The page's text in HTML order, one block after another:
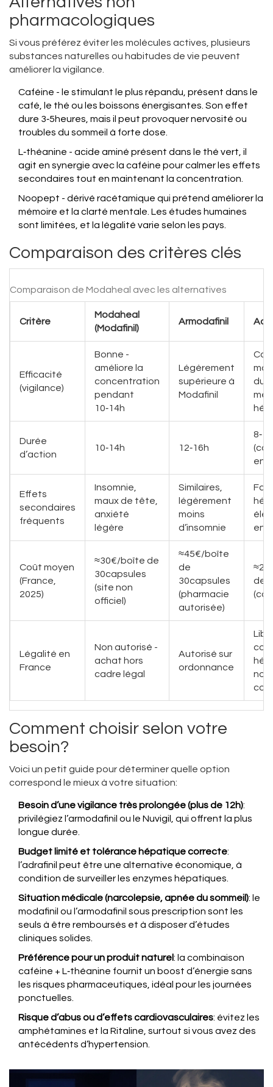
pharmacologiques
Si vous préférez éviter les molécules actives, plusieurs
substances naturelles ou habitudes de vie peuvent
améliorer la vigilance.
Caféine - le stimulant le plus répandu, présent dans le
café, le thé ou les boissons énergisantes. Son effet
dure 3‑5heures, mais il peut provoquer nervosité ou
troubles du sommeil à forte dose.
L‑théanine - acide aminé présent dans le thé vert, il
agit en synergie avec la caféine pour calmer les effets
secondaires tout en maintenant la concentration.
Noopept - dérivé racétamique qui prétend améliorer la
mémoire et la clarté mentale. Les études humaines
sont limitées, et la légalité varie selon les pays.
Comparaison des critères clés
Comparaison de Modaheal avec les alternatives
Critère
Modaheal
(Modafinil)
Armodafinil
Efficacité
(vigilance)
Bonne -
améliore la
concentration
pendant
10‑14h
Légèrement
supérieure à
Modafinil
du
Durée
d’action
10‑14h 12‑16h
en
Effets
secondaires
fréquents
Insomnie,
maux de tête,
anxiété
légère
Similaires,
légèrement
moins
d’insomnie
Coût moyen
(France,
2025)
≈30€/boîte de
30capsules
(site non
officiel)
≈45€/boîte
de
30capsules
(pharmacie
autorisée)
de
Légalité en
France
Non autorisé -
achat hors
cadre légal
Autorisé sur
ordonnance
non
Comment choisir selon votre
besoin?
Voici un petit guide pour déterminer quelle option
correspond le mieux à votre situation:
Besoin d’une vigilance très prolongée (plus de 12h):
privilégiez l’armodafinil ou le Nuvigil, qui offrent la plus
longue durée.
Budget limité et tolérance hépatique correcte:
l’adrafinil peut être une alternative économique, à
condition de surveiller les enzymes hépatiques.
Situation médicale (narcolepsie, apnée du sommeil): le
modafinil ou l’armodafinil sous prescription sont les
seuls à être remboursés et à disposer d’études
cliniques solides.
Préférence pour un produit naturel: la combinaison
caféine + L‑théanine fournit un boost d’énergie sans
les risques pharmaceutiques, idéal pour les journées
ponctuelles.
Risque d’abus ou d’effets cardiovasculaires: évitez les
amphétamines et la Ritaline, surtout si vous avez des
antécédents d’hypertension.